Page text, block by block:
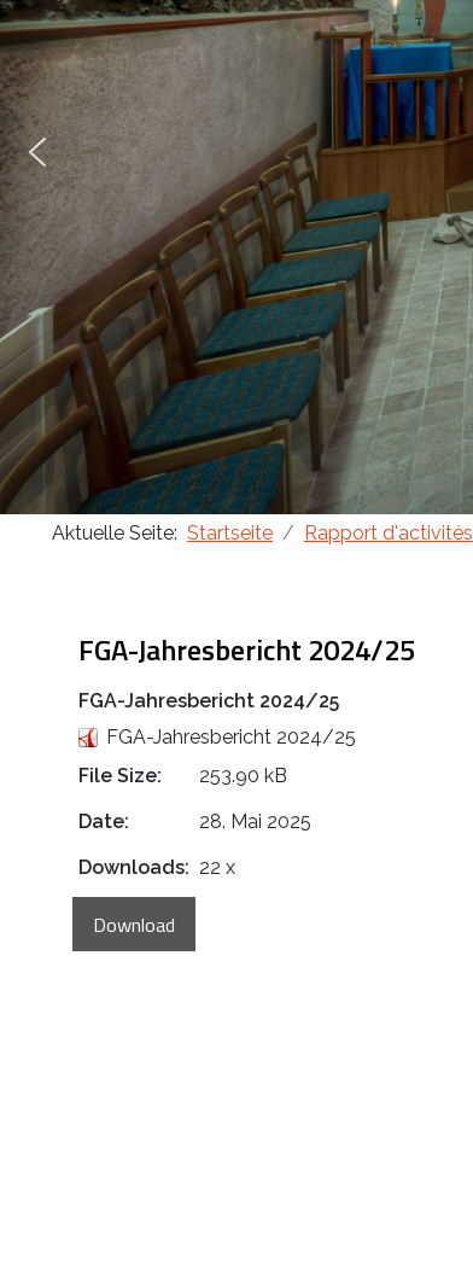
Aktuelle Seite: Startseite Rapport d'activités
FGA-Jahresbericht 2024/25
FGA-Jahresbericht 2024/25
FGA-Jahresbericht 2024/25
File Size:
253.90 kB
Date:
28. Mai 2025
Downloads: 22 x
Masonica 47
Masonica 46
Masonica 45